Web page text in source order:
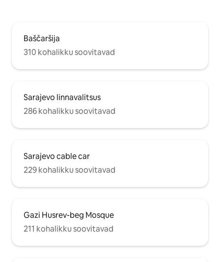
Baščaršija
310 kohalikku soovitavad
Sarajevo linnavalitsus
286 kohalikku soovitavad
Sarajevo cable car
229 kohalikku soovitavad
Gazi Husrev-beg Mosque
211 kohalikku soovitavad